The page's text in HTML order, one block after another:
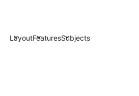
LayoutFeaturesSubjects